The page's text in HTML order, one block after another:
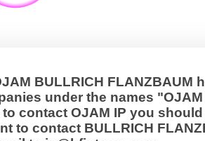
BULLRICH FLANZBAUM
under the names "OJAM
contact OJAM IP you
to contact BULLRICH